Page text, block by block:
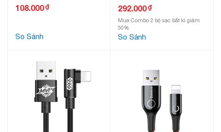
108.000₫
So Sánh
Lighntning+Micro+Type-C
292.000₫
Mua Combo 2 bộ sạc bất kì giảm
50%
So Sánh